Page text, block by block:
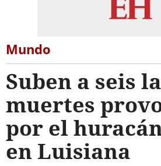
Mundo
Suben a seis
muertes
por el
en Luisiana